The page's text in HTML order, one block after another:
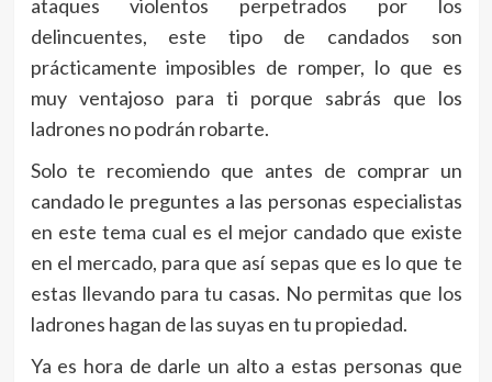
ataques violentos perpetrados por los
delincuentes, este tipo de candados son
prácticamente imposibles de romper, lo que es
muy ventajoso para ti porque sabrás que los
ladrones no podrán robarte.
Solo te recomiendo que antes de comprar un
candado le preguntes a las personas especialistas
en este tema cual es el mejor candado que existe
en el mercado, para que así sepas que es lo que te
estas llevando para tu casas. No permitas que los
ladrones hagan de las suyas en tu propiedad.
Ya es hora de darle un alto a estas personas que